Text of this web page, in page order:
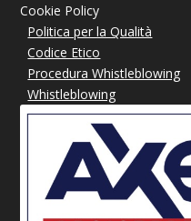
Cookie Policy
Politica per la Qualità
Codice Etico
Procedura Whistleblowing
Whistleblowing